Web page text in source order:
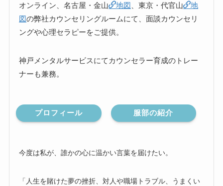
オンライン、名古屋・金山 地図 、東京・代官山
地
図の弊社カウンセリングルームにて、面談カウンセリ
ングや心理セラピーをご提供。
神戸メンタルサービスにてカウンセラー育成のトレー
ナーも兼務。
プロフィール 服部の紹介
今度は私が、誰かの心に温かい言葉を届けたい。
「人生を賭けた夢の挫折、対人や職場トラブル、うまくい